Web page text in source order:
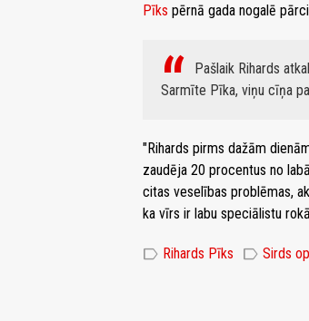
Pīks pērnā gada nogalē
Pašlaik Rihards
Sarmīte Pīka, viņu cīņa
"Rihards pirms dažām
zaudēja 20 procentus no
citas veselības problēmas,
ka vīrs ir labu speciālistu
label Rihards Pīks label Sirds